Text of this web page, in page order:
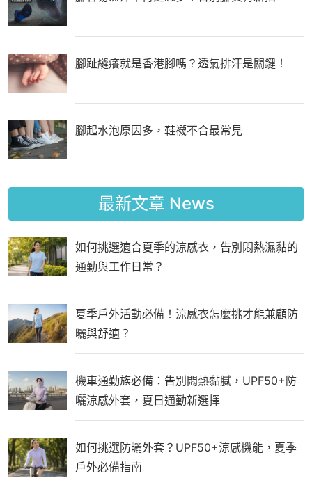
腳趾縫癢就是香港腳嗎？透氣排汗是關鍵！
腳起水泡原因多，鞋襪不合最常見
最新文章 News
如何挑選適合夏季的涼感衣，告別悶熱濕黏的
通勤與工作日常？
夏季戶外活動必備！涼感衣怎麼挑才能兼顧防
曬與舒適？
機車通勤族必備：告別悶熱黏膩，UPF50+防
曬涼感外套，夏日通勤新選擇
如何挑選防曬外套？UPF50+涼感機能，夏季
戶外必備指南